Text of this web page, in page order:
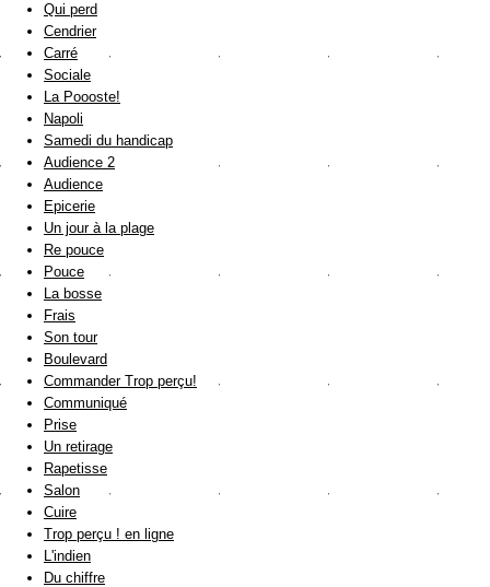
Qui perd
Cendrier
Carré
Sociale
La Poooste!
Napoli
Samedi du handicap
Audience 2
Audience
Epicerie
Un jour à la plage
Re pouce
Pouce
La bosse
Frais
Son tour
Boulevard
Commander Trop perçu!
Communiqué
Prise
Un retirage
Rapetisse
Salon
Cuire
Trop perçu ! en ligne
L'indien
Du chiffre